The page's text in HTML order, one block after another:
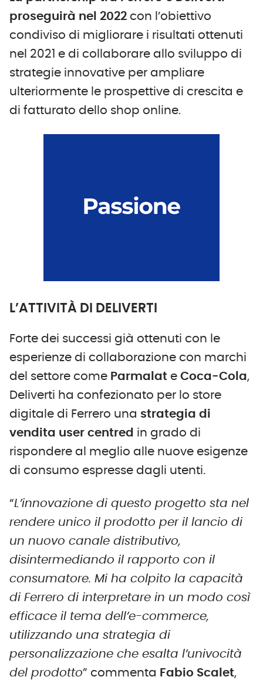
proseguirà nel 2022 con l’obiettivo
condiviso di migliorare i risultati ottenuti
nel 2021 e di collaborare allo sviluppo di
strategie innovative per ampliare
ulteriormente le prospettive di crescita e
di fatturato dello shop online.
L’ATTIVITÀ DI DELIVERTI
Forte dei successi già ottenuti con le
esperienze di collaborazione con marchi
del settore come Parmalat e Coca-Cola,
Deliverti ha confezionato per lo store
digitale di Ferrero una strategia di
vendita user centred in grado di
rispondere al meglio alle nuove esigenze
di consumo espresse dagli utenti.
“L’innovazione di questo progetto sta nel
rendere unico il prodotto per il lancio di
un nuovo canale distributivo,
disintermediando il rapporto con il
consumatore. Mi ha colpito la capacità
di Ferrero di interpretare in un modo così
efficace il tema dell’e-commerce,
utilizzando una strategia di
personalizzazione che esalta l’univocità
del prodotto” commenta Fabio Scalet,